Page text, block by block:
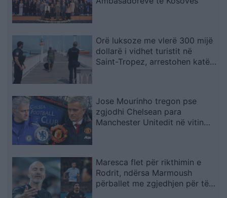
Orë luksoze me vlerë 300 mijë
dollarë i vidhet turistit në
Saint-Tropez, arrestohen katër
Jose Mourinho tregon pse
zgjodhi Chelsean para
Manchester Unitedit në vitin
Maresca flet për rikthimin e
Rodrit, ndërsa Marmoush
përballet me zgjedhjen për të